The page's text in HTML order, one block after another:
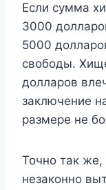
Если сумма
3000
5000
свободы.
долларов
заключение
размере не
Точно так же,
незаконно